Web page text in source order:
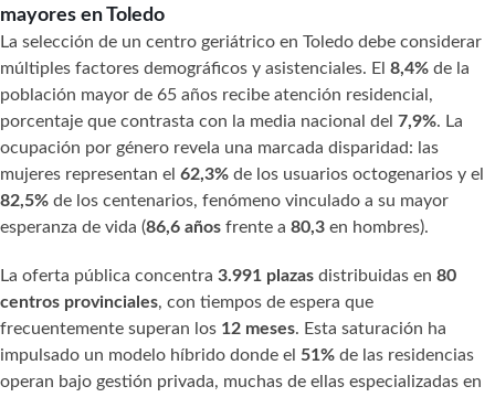
mayores en Toledo
La selección de un centro geriátrico en Toledo debe considerar
múltiples factores demográficos y asistenciales. El 8,4% de la
población mayor de 65 años recibe atención residencial,
porcentaje que contrasta con la media nacional del 7,9%. La
ocupación por género revela una marcada disparidad: las
mujeres representan el 62,3% de los usuarios octogenarios y el
82,5% de los centenarios, fenómeno vinculado a su mayor
esperanza de vida (86,6 años frente a 80,3 en hombres).
La oferta pública concentra 3.991 plazas distribuidas en 80
centros provinciales, con tiempos de espera que
frecuentemente superan los 12 meses. Esta saturación ha
impulsado un modelo híbrido donde el 51% de las residencias
operan bajo gestión privada, muchas de ellas especializadas en